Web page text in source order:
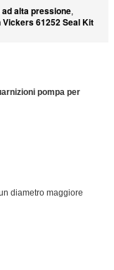
alta pressione,
Vickers 61252 Seal Kit
pompa per
diametro maggiore